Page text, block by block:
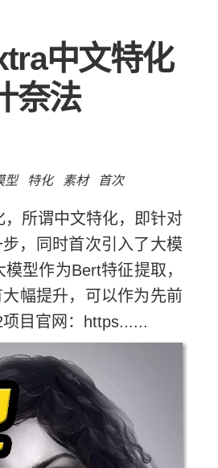
中文特化
奈法
型 特化 素材 首次
所谓中文特化，即针对
，同时首次引入了大模
型作为Bert特征提取，
幅提升，可以作为先前
目官网：https......